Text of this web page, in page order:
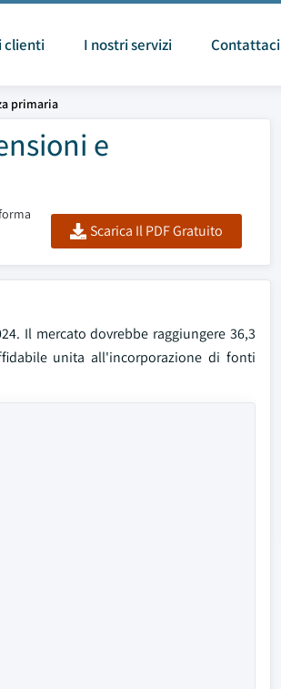
clienti I nostri servizi Contattaci
primaria
e
Scarica Il PDF Gratuito
Il mercato dovrebbe raggiungere 36,3
unita all'incorporazione di fonti